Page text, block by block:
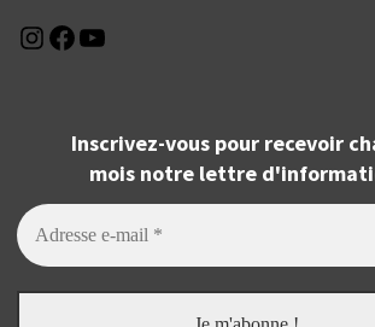
Instagram
Facebook
Inscrivez-vous pour recevoir
mois notre lettre